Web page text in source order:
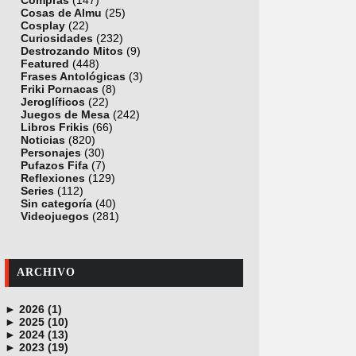
Cosas de Almu (25)
Cosplay (22)
Curiosidades (232)
Destrozando Mitos (9)
Featured (448)
Frases Antológicas (3)
Friki Pornacas (8)
Jeroglíficos (22)
Juegos de Mesa (242)
Libros Frikis (66)
Noticias (820)
Personajes (30)
Pufazos Fifa (7)
Reflexiones (129)
Series (112)
Sin categoría (40)
Videojuegos (281)
ARCHIVO
► 2026 (1)
junio (1)
► 2025 (10)
noviembre (1)
octubre (1)
► 2024 (13)
diciembre (4)
► 2023 (19)